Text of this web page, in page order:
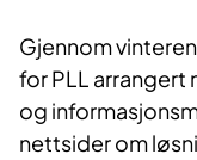
Gjennom
for PLL arrangert
og
nettsider om